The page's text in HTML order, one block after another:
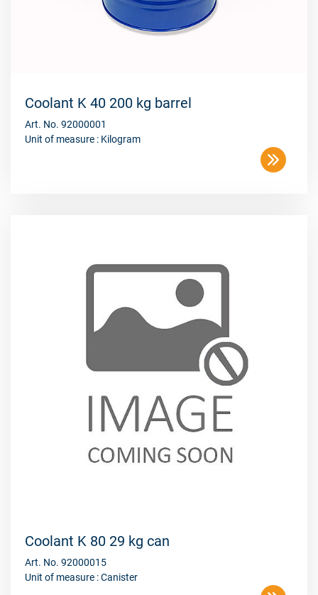
Coolant K 40 200 kg barrel
Art. No. 92000001
Unit of measure : Kilogram
Coolant K 80 29 kg can
Art. No. 92000015
Unit of measure : Canister